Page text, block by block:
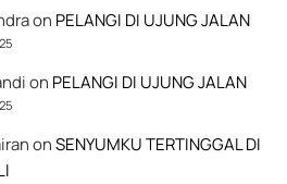
on PELANGI DI UJUNG JALAN
on PELANGI DI UJUNG JALAN
onSENYUMKU TERTINGGAL DI